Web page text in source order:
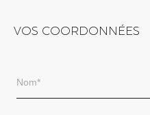
VOS COORDONNÉES